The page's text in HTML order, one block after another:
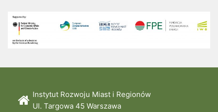
Instytut Rozwoju Miast i Regionów
Ul. Targowa 45 Warszawa